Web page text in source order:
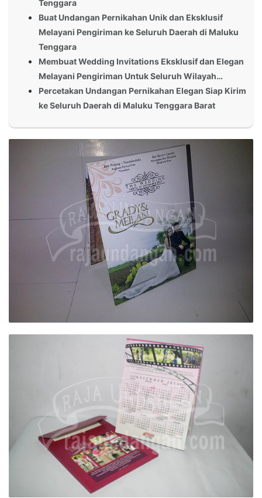
Tenggara
Buat Undangan Pernikahan Unik dan Eksklusif
Melayani Pengiriman ke Seluruh Daerah di Maluku
Tenggara
Membuat Wedding Invitations Eksklusif dan Elegan
Melayani Pengiriman Untuk Seluruh Wilayah…
Percetakan Undangan Pernikahan Elegan Siap Kirim
ke Seluruh Daerah di Maluku Tenggara Barat